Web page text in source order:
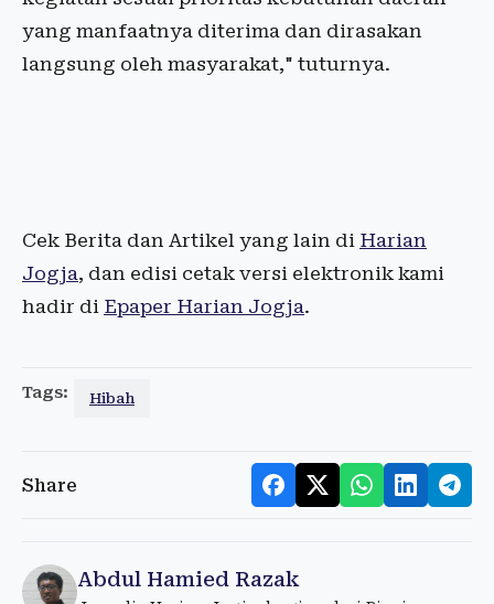
yang manfaatnya diterima dan dirasakan
langsung oleh masyarakat," tuturnya.
Cek Berita dan Artikel yang lain di Harian
Jogja, dan edisi cetak versi elektronik kami
hadir di Epaper Harian Jogja.
Tags: Hibah
Share
Abdul Hamied Razak